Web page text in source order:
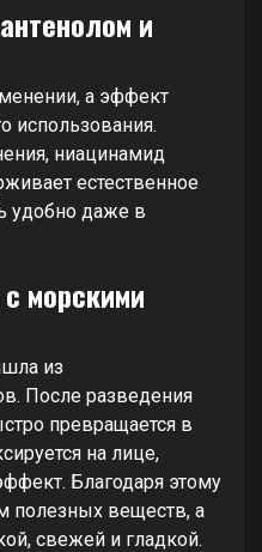
и
а эффект
использования.
ниацинамид
естественное
удобно даже в
морскими
из
После разведения
превращается в
на лице,
Благодаря этому
полезных веществ, а
свежей и гладкой.